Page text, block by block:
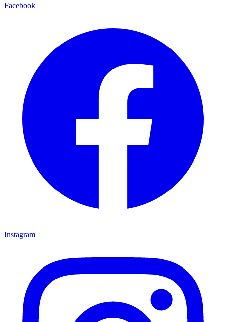
Facebook
Instagram